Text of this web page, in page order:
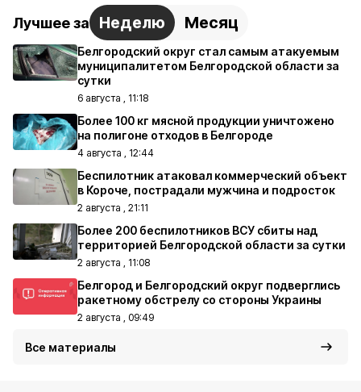
Лучшее за Неделю Месяц
Белгородский округ стал самым атакуемым
муниципалитетом Белгородской области за
сутки
6 августа , 11:18
Более 100 кг мясной продукции уничтожено
на полигоне отходов в Белгороде
4 августа , 12:44
Беспилотник атаковал коммерческий объект
в Короче, пострадали мужчина и подросток
2 августа , 21:11
Более 200 беспилотников ВСУ сбиты над
территорией Белгородской области за сутки
2 августа , 11:08
Белгород и Белгородский округ подверглись
ракетному обстрелу со стороны Украины
2 августа , 09:49
Все материалы